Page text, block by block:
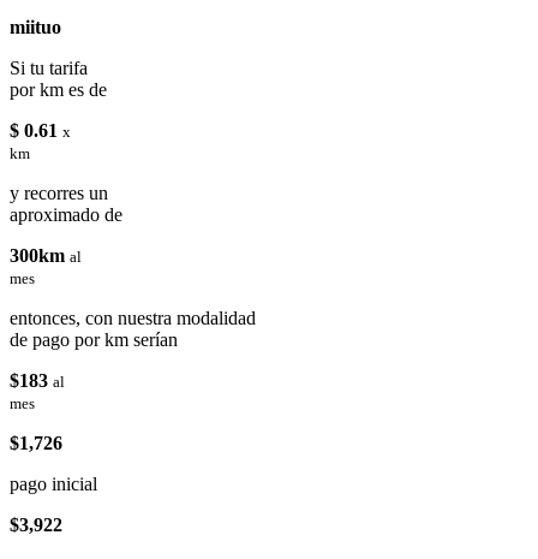
miituo
Si tu tarifa
por km es de
$ 0.61 x
km
y recorres un
aproximado de
300km al
mes
entonces, con nuestra modalidad
de pago por km serían
$183 al
mes
$1,726
pago inicial
$3,922